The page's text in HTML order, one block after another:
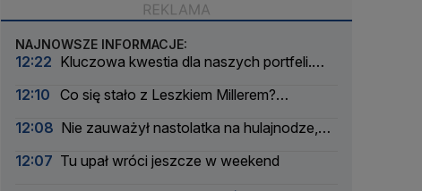
NAJNOWSZE INFORMACJE:
12:22 Kluczowa kwestia dla naszych portfeli.
12:10 Co się stało z Leszkiem Millerem?
12:08 Nie zauważył nastolatka na hulajnodze,
12:07 Tu upał wróci jeszcze w weekend